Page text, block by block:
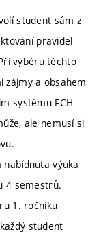
student sám z
pravidel
výběru těchto
zájmy a obsahem
systému FCH
ale nemusí si
výuka
4 semestrů.
1. ročníku
student